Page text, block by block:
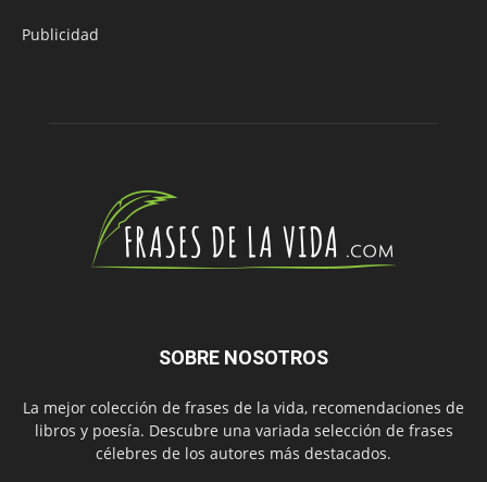
Publicidad
SOBRE NOSOTROS
La mejor colección de frases de la vida, recomendaciones de
libros y poesía. Descubre una variada selección de frases
célebres de los autores más destacados.